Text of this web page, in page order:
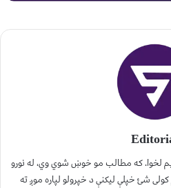
لخوا. که مطالب مو خوښ شوي وي، له نورو
شئ خپلې لیکنې د خپرولو لپاره موږ ته